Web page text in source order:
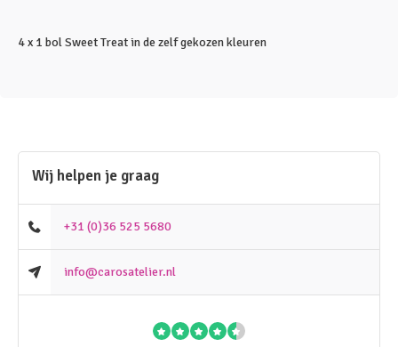
4 x 1 bol Sweet Treat in de zelf gekozen kleuren
Wij helpen je graag
+31 (0)36 525 5680
info@carosatelier.nl